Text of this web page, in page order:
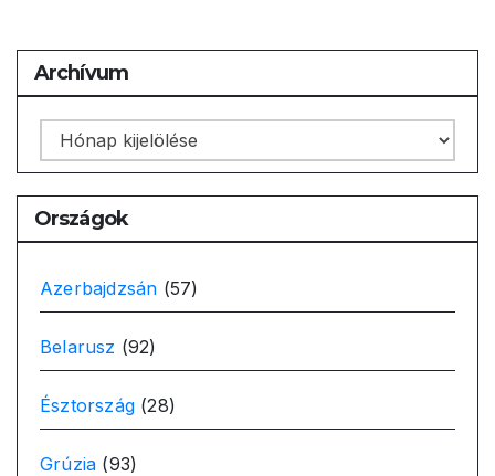
Archívum
Archívum
Országok
Azerbajdzsán (57)
Belarusz (92)
Észtország (28)
Grúzia (93)